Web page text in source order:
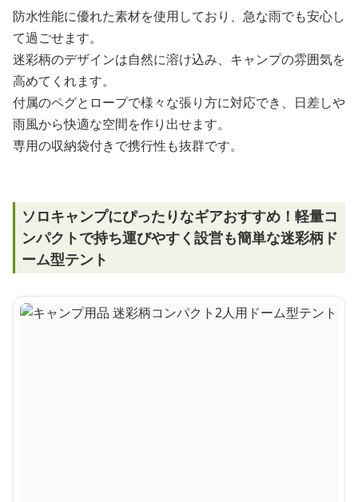
防水性能に優れた素材を使用しており、急な雨でも安心し
て過ごせます。
迷彩柄のデザインは自然に溶け込み、キャンプの雰囲気を
高めてくれます。
付属のペグとロープで様々な張り方に対応でき、日差しや
雨風から快適な空間を作り出せます。
専用の収納袋付きで携行性も抜群です。
ソロキャンプにぴったりなギアおすすめ！軽量コ
ンパクトで持ち運びやすく設営も簡単な迷彩柄ド
ーム型テント